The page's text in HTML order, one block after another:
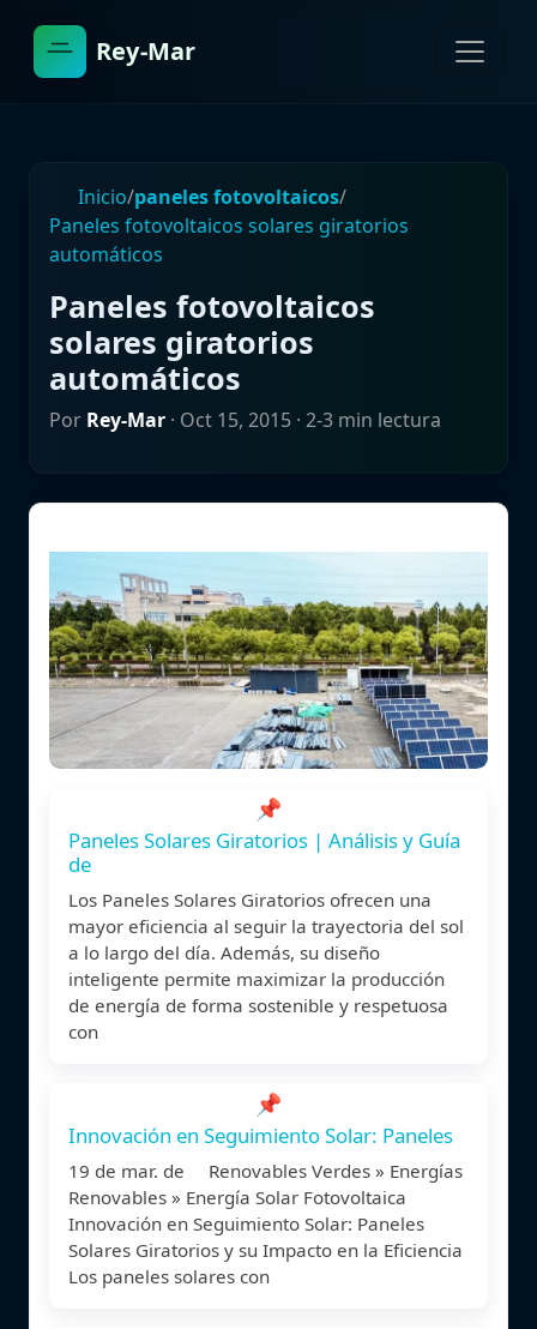
Rey-Mar
Inicio/paneles fotovoltaicos/
Paneles fotovoltaicos solares giratorios
automáticos
Paneles fotovoltaicos
solares giratorios
automáticos
Por Rey-Mar · Oct 15, 2015 · 2-3 min lectura
📌
Paneles Solares Giratorios | Análisis y Guía
de
Los Paneles Solares Giratorios ofrecen una
mayor eficiencia al seguir la trayectoria del sol
a lo largo del día. Además, su diseño
inteligente permite maximizar la producción
de energía de forma sostenible y respetuosa
con
📌
Innovación en Seguimiento Solar: Paneles
19 de mar. de Renovables Verdes » Energías
Renovables » Energía Solar Fotovoltaica
Innovación en Seguimiento Solar: Paneles
Solares Giratorios y su Impacto en la Eficiencia
Los paneles solares con